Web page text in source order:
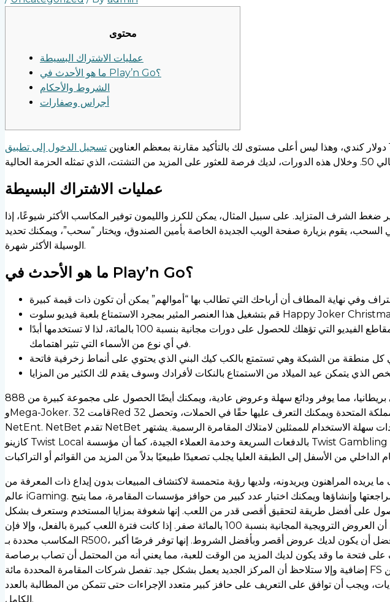
محتوى
عمليات الاشتراك البسيطة
ما هو الأحدث في Play’n Go؟
الشروط والأحكام
أجراس وصفارات
عمليات الاشتراك البسيطة
ضغط الشرف المتزايد. على سبيل المثال، يمكن للكرز والليمون توفير المكاسب الأكثر شيوعًا، إذا
يقوم بزيارة صفحة الويب الجديدة الخاصة بأمين الصندوق، ويختار “سحب”، ويمكنك تحديد
الوسيلة الأكثر شهرة.
ما هو الأحدث في Play’n Go؟
بطبيعة الحال، من الجدير بالذكر هنا أن أحد الكازينوهات على شبكة الإنترنت يقوم باختيار منافذ مقاطع الفيديو التي تؤهلك للحصول على دورات مجانية بنسبة 100 بالمائة، لذا لا تستخدمها أبدًا
في أي نوع من الأسماء التي تثير اهتمامك.
888 كازينو محلي مقبول في جميع أنحاء العالم، 888 كازينو محلي تتم إدارته بالكامل في بريطانيا، مما يوفر ودائع سهلة وعروض عادية، ويمكنك أيضًا الحصول على مجموعة كبيرة من NetEnt
وMega-Joker. قامت 32Red بالتسجيل في المملكة المتحدة ويمكنك التعرف عليها حقًا في الحملات، وتحصل 32Red على أرباح مشروعة للمشاركين وخط مميز قوي من كلاسيكيات
NetEnt. NetBet تقدم NetBet رؤية مالية واسعة، بالإضافة إلى أوراق الخصم البريطانية، وتنوع قوي في ماكينات القمار، ومعدات سهلة الاستخدام للممثلين لامتلاك المقامرة الرسمية. يشتهر
كازينو Twist Local بالدفعات السريعة وخدمة العملاء الجيدة، كما أن مؤسسة Twist Gambling تجتذب المستخدمين البريطانيين الذين يفضلون ماكينات القمار ذات التصميم الكلاسيكي التي
ما يريده المراهنون ويريدونه، ولديها رؤية متحمسة لاكتشاف المبيعات بدون إيداع ذات المعرفة من
عالم iGaming. لقد تمت مراجعتها وإنشاؤها ويمكنك اختبار عدد كبير من حوافز مؤسسات المقامرة، مما يتيح
على أفضل طريقة لتحقيق أقصى قدر من اللعب. إنها شغوفة بمزايا المستخدم وستعرف بشكل
ملحوظ أن العروض الترويجية المجانية بنسبة 100 بالمائة صفر. إذا كانت فترة اللعب كبيرة بالفعل، وإلا فإن
المكاسب محددة بـ R500، فمن الأفضل أن يكون لديك عروض أقصر وبأفضل الشروط. إنها توفر فرصًا أكبر
على فتحة ما وقد يكون لديك المزيد من الوقت للعبة، مما يعني أنه من المحتمل أن تصاب برصاصة
إضافية وإلا ستلاحظ أن المركز الجديد يعمل بشكل جيد. تفصل شركات المقامرة المحددة مائة FS عبر العديد من
ويجب أن توافق على التعريف على حافز كبير متعدد الإجراءات حتى تتمكن من المطالبة بالعدد
الكامل.